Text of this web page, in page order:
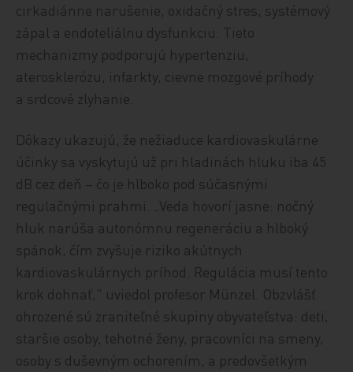
cirkadiánne narušenie, oxidačný stres, systémový
zápal a endoteliálnu dysfunkciu. Tieto
mechanizmy podporujú hypertenziu,
aterosklerózu, infarkty, cievne mozgové príhody
a srdcové zlyhanie.
Dôkazy ukazujú, že nežiaduce kardiovaskulárne
účinky sa vyskytujú už pri hladinách hluku iba 45
dB cez deň – čo je hlboko pod súčasnými
regulačnými prahmi. „Veda hovorí jasne: nočný
hluk narúša autonómnu regeneráciu a hlboký
spánok, čím zvyšuje riziko akútnych
kardiovaskulárnych príhod. Regulácia musí tento
krok dohnať," uviedol profesor Münzel. Obzvlášť
ohrozené sú zraniteľné skupiny obyvateľstva: deti,
staršie osoby, tehotné ženy, pracovníci na smeny,
osoby s duševným ochorením, a predovšetkým